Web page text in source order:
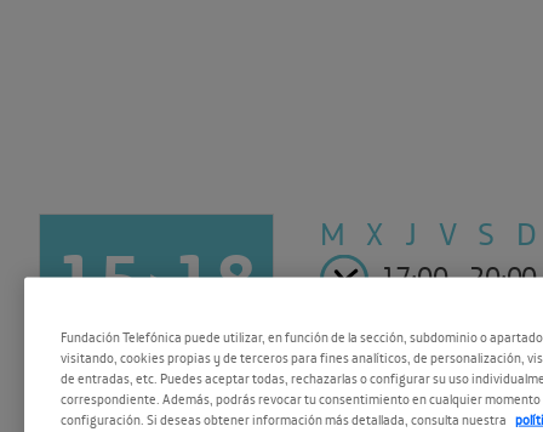
15
SEP 2015
18
SEP 2015
M X J V S
17:00 - 20:00
Fundación Telefónica puede utilizar, en función de la sección, subdominio o
visitando, cookies propias y de terceros para fines analíticos, de personalización,
de entradas, etc. Puedes aceptar todas, rechazarlas o configurar su uso
correspondiente. Además, podrás revocar tu consentimiento en cualquier momento
configuración. Si deseas obtener información más detallada, consulta nuestra